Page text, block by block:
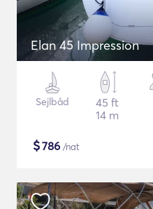
Elan 45 Impression
Sejlbåd
45 ft
14 m
$786 /nat